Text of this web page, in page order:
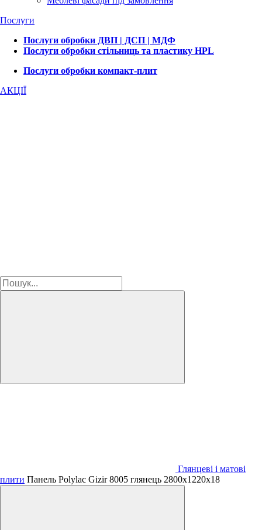
Послуги
Послуги обробки ДВП | ДСП | МДФ
Послуги обробки стільниць та пластику HPL
Послуги обробки компакт-плит
АКЦІЇ
Глянцеві і матові
плити Панель Polylac Gizir 8005 глянець 2800х1220х18